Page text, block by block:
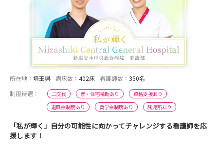
所在地： 埼玉県 病床数： 402床 看護師数： 350名
制度待遇：
二交代 寮・住宅補助あり
資格支援あり
退職金制度あり
奨学金制度あり 託児所あり
「私が輝く」自分の可能性に向かってチャレンジする看護師を応
援します！